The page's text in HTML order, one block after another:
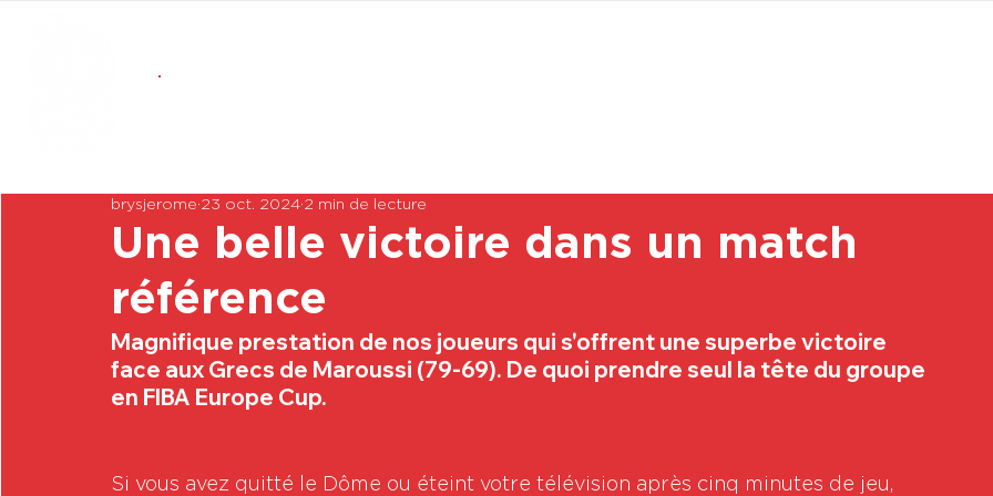
Une belle victoire dans un match
référence
brysjerome 23 oct. 2024 2 min de lecture
Magnifique prestation de nos joueurs qui s'offrent une superbe victoire
face aux Grecs de Maroussi (79-69). De quoi prendre seul la tête du groupe
en FIBA Europe Cup.
Si vous avez quitté le Dôme ou éteint votre télévision après cinq minutes de jeu,